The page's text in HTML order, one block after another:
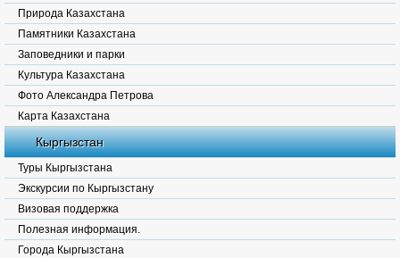
Природа Казахстана
Памятники Казахстана
Заповедники и парки
Культура Казахстана
Фото Александра Петрова
Карта Казахстана
Кыргызстан
Туры Кыргызстана
Экскурсии по Кыргызстану
Визовая поддержка
Полезная информация.
Города Кыргызстана